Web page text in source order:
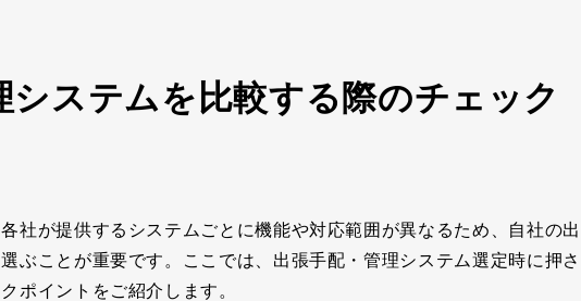
システムを比較する際のチェック
社が提供するシステムごとに機能や対応範囲が異なるため、自社の出
ぶことが重要です。ここでは、出張手配・管理システム選定時に押さ
ポイントをご紹介します。